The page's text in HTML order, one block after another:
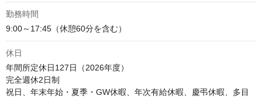
勤務時間
9:00～17:45（休憩60分を含む）
休日
年間所定休日127日（2026年度）
完全週休2日制
祝日、年末年始・夏季・GW休暇、年次有給休暇、慶弔休暇、多目